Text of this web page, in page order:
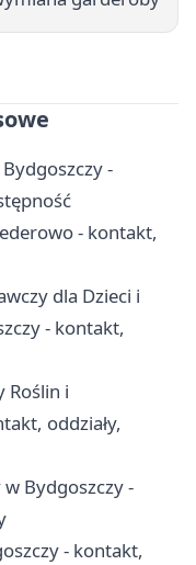
-
- kontakt,
dla Dzieci i
- kontakt,
Roślin i
oddziały,
Bydgoszczy -
- kontakt,